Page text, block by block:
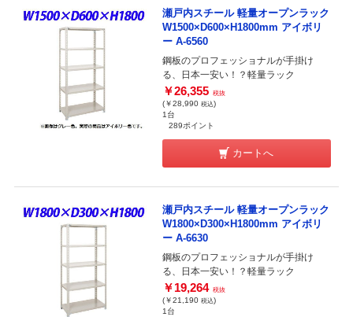
瀬戸内スチール 軽量オープンラック
W1500×D600×H1800mm アイボリ
ー A-6560
鋼板のプロフェッショナルが手掛け
る、日本一安い！？軽量ラック
￥26,355 税抜
(￥28,990 税込)
1台
289ポイント
カートへ
瀬戸内スチール 軽量オープンラック
W1800×D300×H1800mm アイボリ
ー A-6630
鋼板のプロフェッショナルが手掛け
る、日本一安い！？軽量ラック
￥19,264 税抜
(￥21,190 税込)
1台